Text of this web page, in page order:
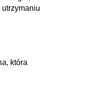
która